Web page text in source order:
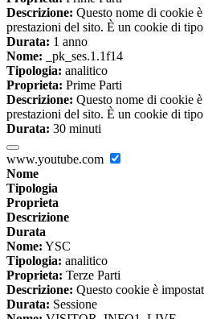
Descrizione: Questo nome di cookie
prestazioni del sito. È un cookie di
Durata: 1 anno
Nome: _pk_ses.1.1f14
Tipologia: analitico
Proprieta: Prime Parti
Descrizione: Questo nome di cookie
prestazioni del sito. È un cookie di
Durata: 30 minuti
www.youtube.com
Nome
Tipologia
Proprieta
Descrizione
Durata
Nome: YSC
Tipologia: analitico
Proprieta: Terze Parti
Descrizione: Questo cookie è
Durata: Sessione